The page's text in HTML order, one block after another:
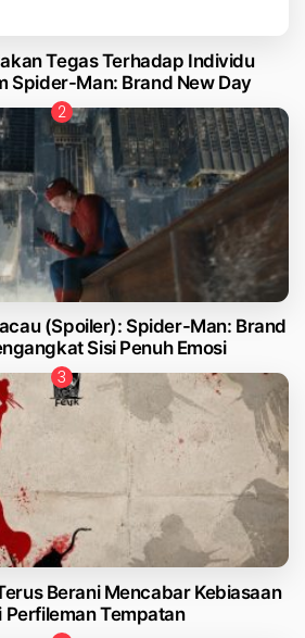
Tegas Terhadap Individu
Spider-Man: Brand New Day
(Spoiler): Spider-Man: Brand
Sisi Penuh Emosi
Berani Mencabar Kebiasaan
Perfileman Tempatan